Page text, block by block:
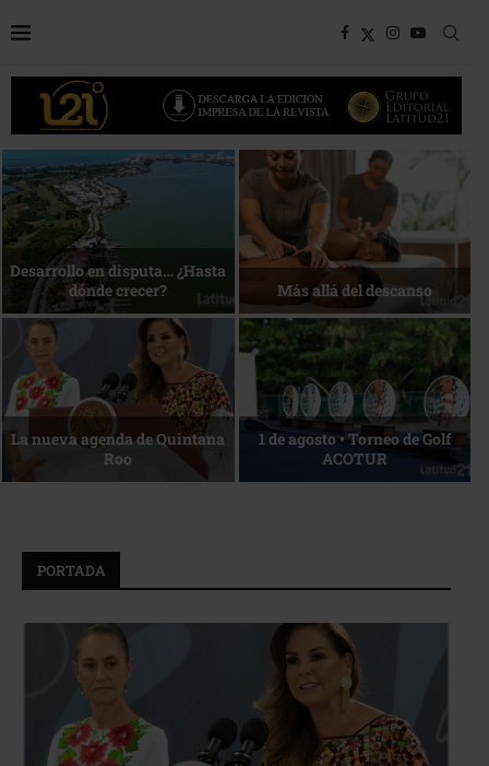
Bottega, un viaje servido a la
mesa
Energía que Impulsa la
competitividad
Reconocimiento de viajeros La esencia del servicio
PORTADA